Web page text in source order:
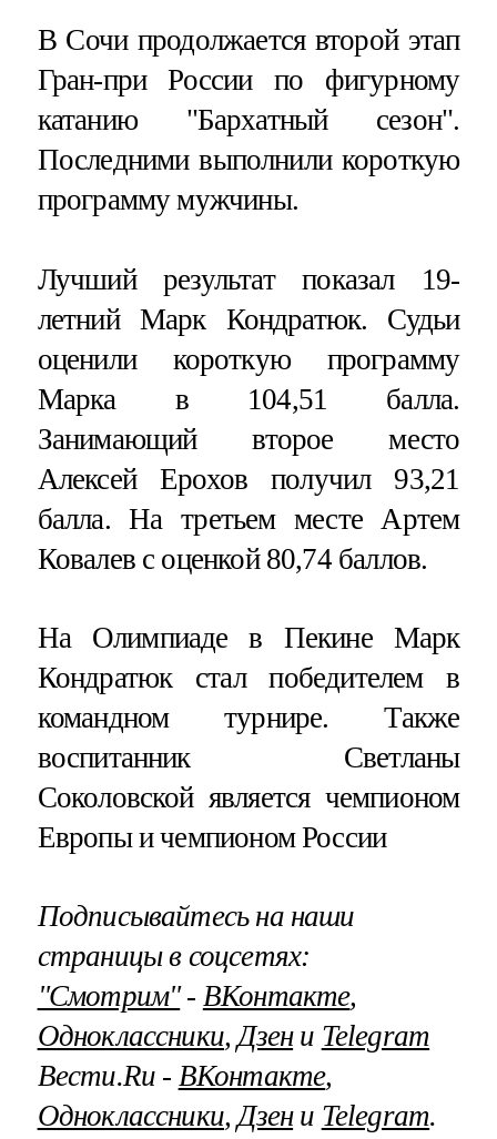
В Сочи продолжается второй этап
Гран-при России по фигурному
катанию "Бархатный сезон".
Последними выполнили короткую
программу мужчины.
Лучший результат показал 19-
летний Марк Кондратюк. Судьи
оценили короткую программу
Марка в 104,51 балла.
Занимающий второе место
Алексей Ерохов получил 93,21
балла. На третьем месте Артем
Ковалев с оценкой 80,74 баллов.
На Олимпиаде в Пекине Марк
Кондратюк стал победителем в
командном турнире. Также
воспитанник Светланы
Соколовской является чемпионом
Европы и чемпионом России
Подписывайтесь на наши
страницы в соцсетях:
"Смотрим"‐ ВКонтакте,
Одноклассники, Дзени Telegram
Вести.Ru ‐ ВКонтакте,
Одноклассники, Дзени Telegram.